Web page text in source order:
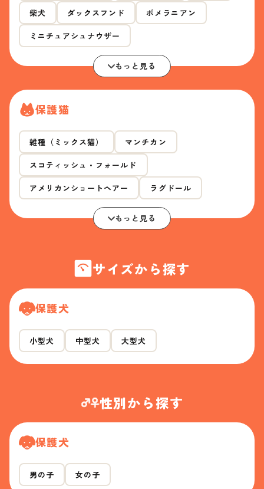
柴犬 ダックスフンド ポメラニアン
ミニチュアシュナウザー
もっと見る
保護猫
雑種（ミックス猫） マンチカン
スコティッシュ・フォールド
アメリカンショートヘアー ラグドール
もっと見る
サイズから探す
保護犬
小型犬 中型犬 大型犬
性別から探す
保護犬
男の子 女の子